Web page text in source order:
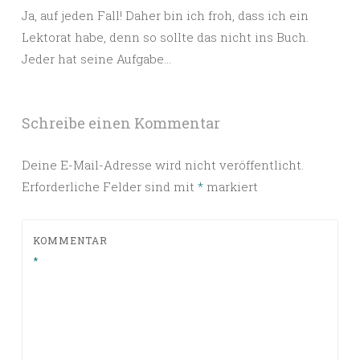
Ja, auf jeden Fall! Daher bin ich froh, dass ich ein
Lektorat habe, denn so sollte das nicht ins Buch.
Jeder hat seine Aufgabe…
Schreibe einen Kommentar
Deine E-Mail-Adresse wird nicht veröffentlicht.
Erforderliche Felder sind mit * markiert
KOMMENTAR
*